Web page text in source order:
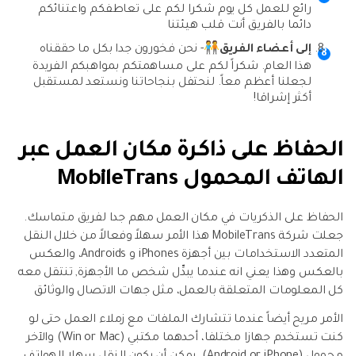
رائع للعمل كل يوم شكرا لكم على تعاطفكم واعتنائكم
دائما بالفريق أنت قلب هيئتنا
إلى أعضاء الفريق🧑‍🤝‍🧑- نحن فخورون جدا بكل ما حققناه
هذا العام. شكراً لكم على مساهمتكم بمواهبكم الفريدة
لجعلنا أعظم معاً. لنحتفل بنجاحاتنا ونستعد لمستقبل
أكثر إشراقا!
الحفاظ على ذاكرة مكان العمل عبر
الهاتف المحمول MobileTrans
الحفاظ على الذكريات في مكان العمل مهم جدا لفريق متماسك.
جعلت شركة MobileTrans هذا الأمر سهلاً وفعالاً من خلال النقل
المتعدد الاستخدامات بين أجهزة iPhones و Androids، والعكس
بالعكس وهذا يعني انه عندما يبدِّل شخص ما الأجهزة, تنتقل معه
كل المعلومات المتعلقة بالعمل، مثل جهات الاتصال والوثائق
الأمر مريح أيضاً عندما تتشارك الملفات مع زملاء العمل حتى لو
كنت تستخدم جهازا مختلفا، أحدهما مكتبي (Win or Mac) والآخر